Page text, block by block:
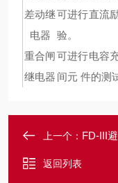
差动继
电器
可进行直流
验。
重合闸
继电器
可进行电容
间元 件的测
上一个： FD-III
返回列表